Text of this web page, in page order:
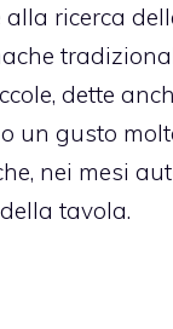
ricerca
dette
un gusto
nei mesi
tavola.